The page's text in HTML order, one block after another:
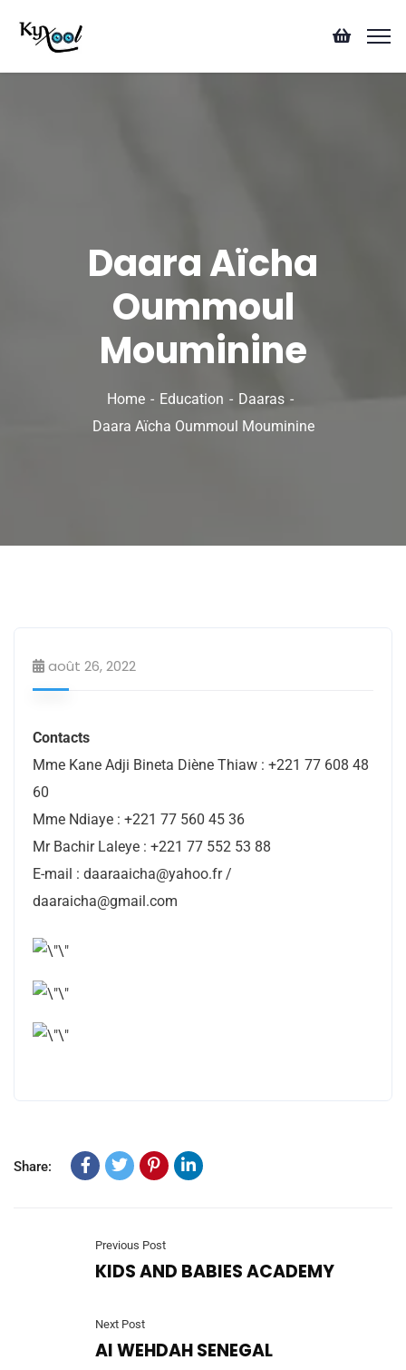
Daara Aïcha
Oummoul
Mouminine
Home Education
Daaras
Daara Aïcha Oummoul Mouminine
août 26, 2022
Contacts
Mme Kane Adji Bineta Diène Thiaw : +221 77 608 48
60
Mme Ndiaye : +221 77 560 45 36
Mr Bachir Laleye : +221 77 552 53 88
E-mail : daaraaicha@yahoo.fr /
daaraicha@gmail.com
Share:
Previous Post
KIDS AND BABIES ACADEMY
Next Post
Al WEHDAH SENEGAL